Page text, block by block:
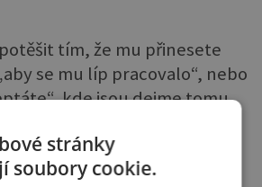
tím, že mu přinesete
se mu líp pracovalo“, nebo
kde jsou dejme tomu
stránky
soubory cookie.